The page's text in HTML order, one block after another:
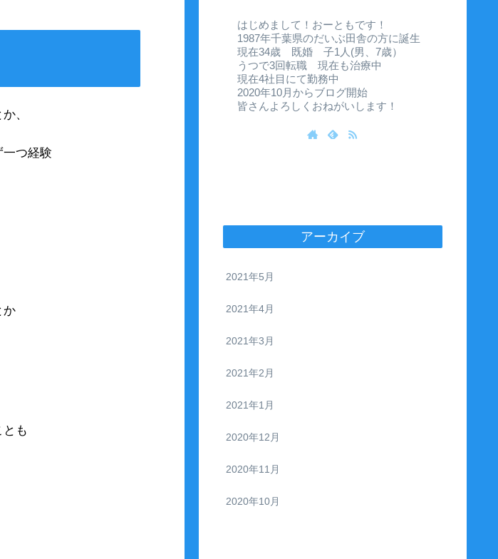
、
つ経験
か
も
はじめまして！おーともです！
1987年千葉県のだいぶ田舎の方に誕生
現在34歳 既婚 子1人(男、7歳）
うつで3回転職 現在も治療中
現在4社目にて勤務中
2020年10月からブログ開始
皆さんよろしくおねがいします！
アーカイブ
2021年5月
2021年4月
2021年3月
2021年2月
2021年1月
2020年12月
2020年11月
2020年10月